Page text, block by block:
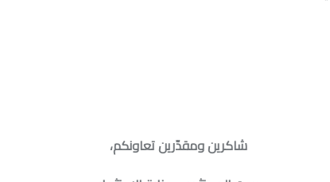
شاكرين ومقدّرين تعاونكم،